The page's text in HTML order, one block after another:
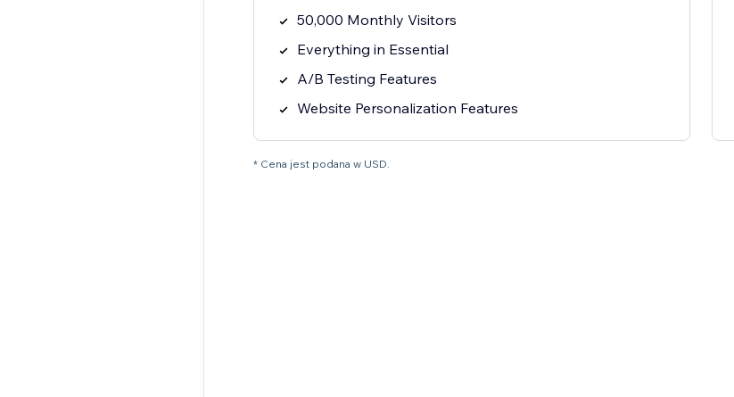
50,000 Monthly Visitors
Everything in Essential
A/B Testing Features
Website Personalization Features
* Cena jest podana w USD.